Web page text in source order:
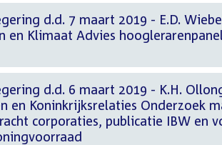
d.d. 7 maart 2019 - E.D.
en Klimaat Advies
d.d. 6 maart 2019 - K.H.
en Koninkrijksrelaties Onderzoek
corporaties, publicatie IBW en